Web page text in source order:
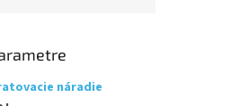
náradie